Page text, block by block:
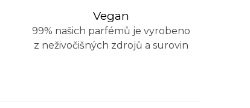
Vegan
99% našich parfémů je vyrobeno
z neživočišných zdrojů a surovin